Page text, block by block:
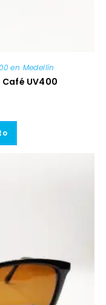
en Medellín
Café UV400